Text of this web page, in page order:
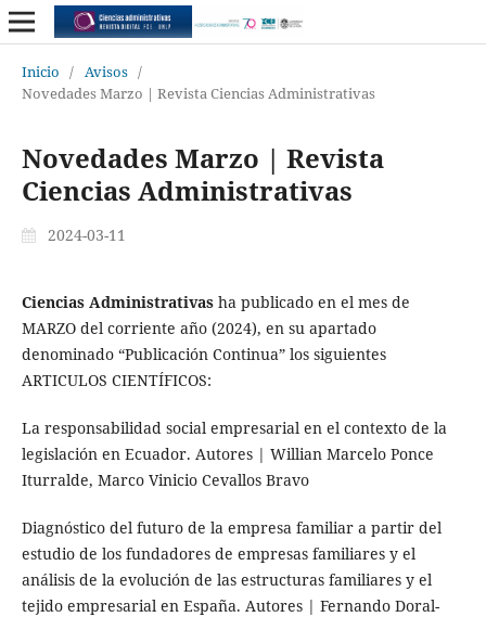
Inicio / Avisos /
Novedades Marzo | Revista Ciencias Administrativas
Novedades Marzo | Revista
Ciencias Administrativas
2024-03-11
Ciencias Administrativasha publicado en el mes de
MARZO del corriente año (2024), en su apartado
denominado “Publicación Continua” los siguientes
ARTICULOS CIENTÍFICOS:
La responsabilidad social empresarial en el contexto de la
legislación en Ecuador. Autores | Willian Marcelo Ponce
Iturralde, Marco Vinicio Cevallos Bravo
Diagnóstico del futuro de la empresa familiar a partir del
estudio de los fundadores de empresas familiares y el
análisis de la evolución de las estructuras familiares y el
tejido empresarial en España. Autores | Fernando Doral-